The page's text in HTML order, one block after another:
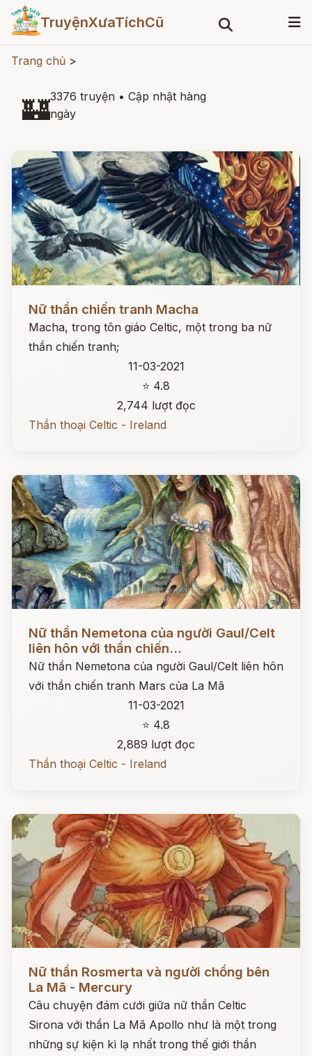
TruyệnXưaTíchCũ
Trang chủ >
🏰3376 truyện • Cập nhật hàng
ngày
Nữ thần chiến tranh Macha
Macha, trong tôn giáo Celtic, một trong ba nữ
thần chiến tranh;
11-03-2021
⭐ 4.8
2,744 lượt đọc
Thần thoại Celtic - Ireland
Nữ thần Nemetona của người Gaul/Celt
liên hôn với thần chiến...
Nữ thần Nemetona của người Gaul/Celt liên hôn
với thần chiến tranh Mars của La Mã
11-03-2021
⭐ 4.8
2,889 lượt đọc
Thần thoại Celtic - Ireland
Nữ thần Rosmerta và người chồng bên
La Mã - Mercury
Câu chuyện đám cưới giữa nữ thần Celtic
Sirona với thần La Mã Apollo như là một trong
những sự kiện kì lạ nhất trong thế giới thần